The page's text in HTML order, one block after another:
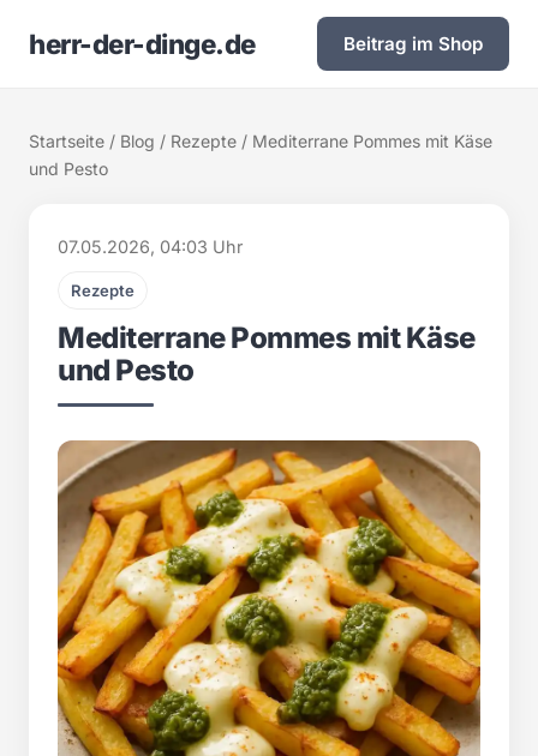
herr-der-dinge.de Beitrag im Shop
Startseite / Blog / Rezepte / Mediterrane Pommes mit Käse
und Pesto
07.05.2026, 04:03 Uhr
Rezepte
Mediterrane Pommes mit Käse
und Pesto